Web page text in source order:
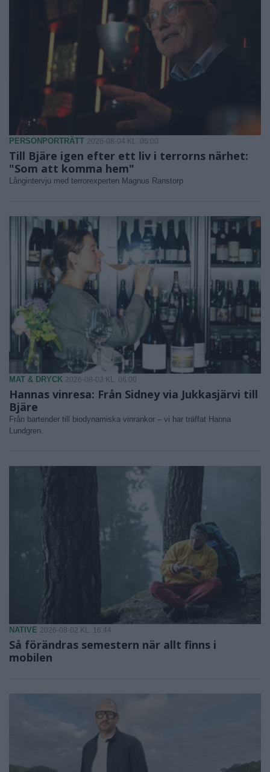
PERSONPORTRÄTT 2026-08-04 KL. 06:00
Till Bjäre igen efter ett liv i terrorns närhet:
"Som att komma hem"
Långintervju med terrorexperten Magnus Ranstorp
MAT & DRYCK 2026-08-03 KL. 06:00
Hannas vinresa: Från Sidney via Jukkasjärvi till
Bjäre
Från bartender till biodynamiska vinrankor – vi har träffat Hanna
Lundgren.
NATIVE 2026-08-02 KL. 16:44
Så förändras semestern när allt finns i
mobilen